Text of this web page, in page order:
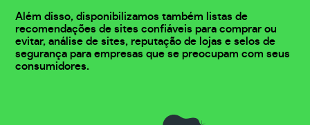
Além disso, disponibilizamos também listas de
recomendações de sites confiáveis para comprar ou
evitar, análise de sites, reputação de lojas e selos de
segurança para empresas que se preocupam com seus
consumidores.